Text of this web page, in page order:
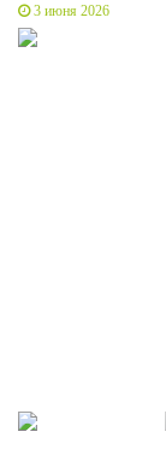
3 июня 2026